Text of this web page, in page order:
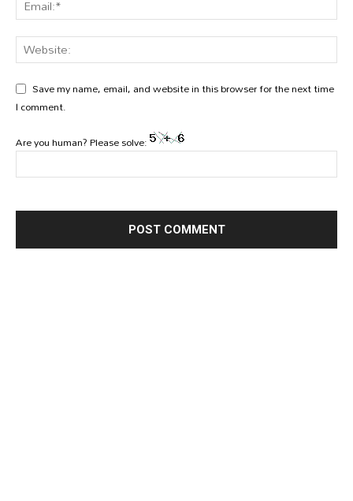
Save my name, email, and website in this browser for the next time
I comment.
Are you human? Please solve: